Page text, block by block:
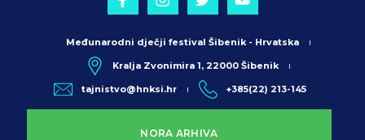
NORA ARHIVA
Međunarodni dječji festival Šibenik - Hrvatska
Kralja Zvonimira 1, 22000 Šibenik
tajnistvo@hnksi.hr +385(22) 213-145